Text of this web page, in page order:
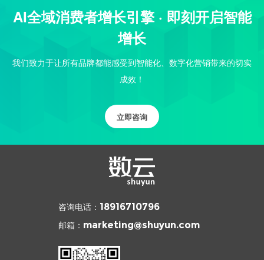
AI全域消费者增长引擎 · 即刻开启智能
增长
我们致力于让所有品牌都能感受到智能化、数字化营销带来的切实
成效！
立即咨询
咨询电话： 18916710796
邮箱： marketing@shuyun.com